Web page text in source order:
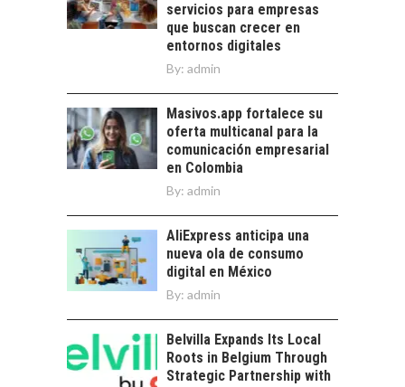
ATACAMA:
OPORTUNIDADES
PARA EL
DESARROLLO LOCAL
Atacama: Motor
Estratégico para el
Desarrollo Turístico…
servicios para empresas
que buscan crecer en
entornos digitales
By: admin
Masivos.app fortalece su
oferta multicanal para la
comunicación empresarial
en Colombia
By: admin
AliExpress anticipa una
nueva ola de consumo
digital en México
By: admin
Belvilla Expands Its Local
Roots in Belgium Through
Strategic Partnership with